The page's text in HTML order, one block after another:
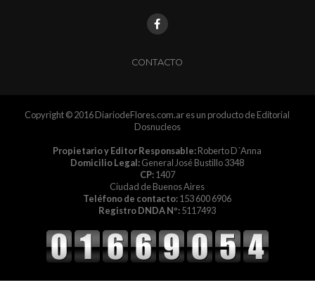
CONTACTO
Copyright © 2016 DiariodeFlores.com.ar es un producto de Editorial
Dosnucleos
Propietario y Editor Responsable:Roberto D´Anna
Domicilio Legal:General José Bustillo 3348
CP:1407
Ciudad de Buenos Aires
Teléfono de contacto:153 600 6906
Registro DNDA Nº:5117493